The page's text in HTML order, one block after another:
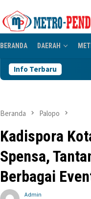
BERANDA DAERAH
Info Terbaru
Beranda Palopo
Kadispora
Spensa,
Berbagai
Admin